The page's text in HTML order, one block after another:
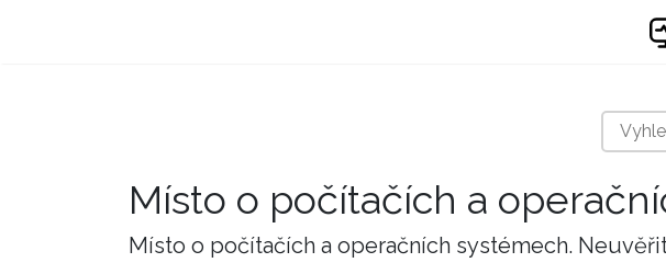
Místo o počítačích a
Místo o počítačích a operačních systémech.